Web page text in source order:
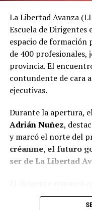
La Libertad Avanza
Escuela de Dirigentes
espacio de formación
de 400 profesionales,
provincia. El
contundente de cara
ejecutivas.
Durante la apertura,
Adrián Nuñez,
y marcó el norte del
créanme, el futuro
ser de La Libertad
el resultado de un
construido en tiempo